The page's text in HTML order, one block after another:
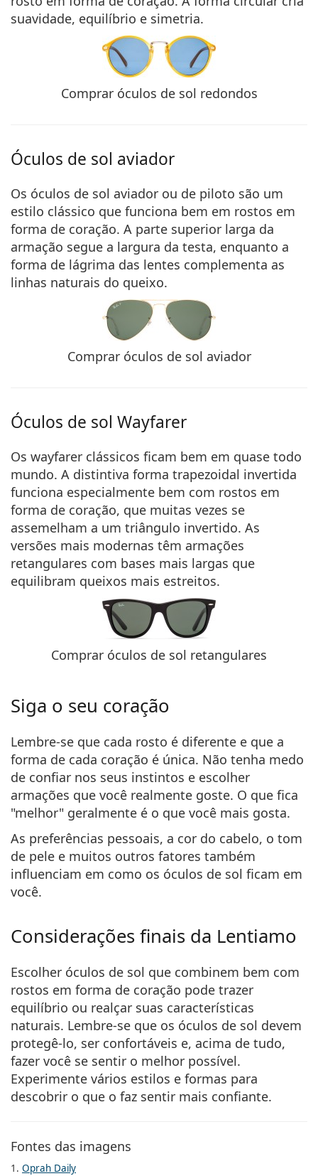
suavidade, equilíbrio e simetria.
Comprar óculos de sol redondos
Óculos de sol aviador
Os óculos de sol aviador ou de piloto são um
estilo clássico que funciona bem em rostos em
forma de coração. A parte superior larga da
armação segue a largura da testa, enquanto a
forma de lágrima das lentes complementa as
linhas naturais do queixo.
Comprar óculos de sol aviador
Óculos de sol Wayfarer
Os wayfarer clássicos ficam bem em quase todo
mundo. A distintiva forma trapezoidal invertida
funciona especialmente bem com rostos em
forma de coração, que muitas vezes se
assemelham a um triângulo invertido. As
versões mais modernas têm armações
retangulares com bases mais largas que
equilibram queixos mais estreitos.
Comprar óculos de sol retangulares
Siga o seu coração
Lembre-se que cada rosto é diferente e que a
forma de cada coração é única. Não tenha medo
de confiar nos seus instintos e escolher
armações que você realmente goste. O que fica
"melhor" geralmente é o que você mais gosta.
As preferências pessoais, a cor do cabelo, o tom
de pele e muitos outros fatores também
influenciam em como os óculos de sol ficam em
você.
Considerações finais da Lentiamo
Escolher óculos de sol que combinem bem com
rostos em forma de coração pode trazer
equilíbrio ou realçar suas características
naturais. Lembre-se que os óculos de sol devem
protegê-lo, ser confortáveis e, acima de tudo,
fazer você se sentir o melhor possível.
Experimente vários estilos e formas para
descobrir o que o faz sentir mais confiante.
Fontes das imagens
1. Oprah Daily